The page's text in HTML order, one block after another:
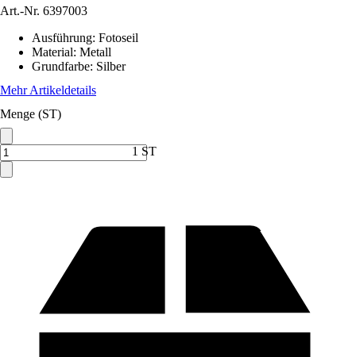
Art.-Nr. 6397003
Ausführung: Fotoseil
Material: Metall
Grundfarbe: Silber
Mehr Artikeldetails
Menge (ST)
1 ST